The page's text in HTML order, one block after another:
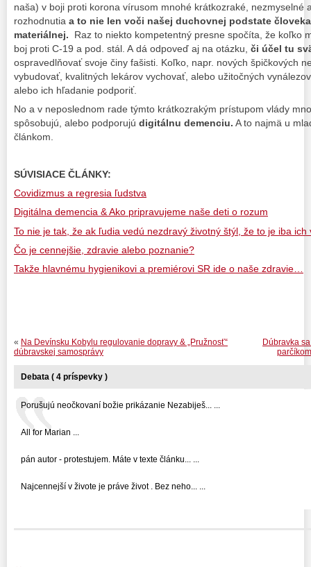
naša) v boji proti korona vírusom mnohé krátkozraké, nezmyselné
rozhodnutia a to nie len voči našej duchovnej podstate
materiálnej. Raz to niekto kompetentný presne spočíta, že koľko
boj proti C-19 a pod. stál. A dá odpoveď aj na otázku, či účel tu
ospravedlňovať svoje činy fašisti. Koľko, napr. nových špičkových
vybudovať, kvalitných lekárov vychovať, alebo užitočných
alebo ich hľadanie podporiť.
No a v neposlednom rade týmto krátkozrakým prístupom vlády
spôsobujú, alebo podporujú digitálnu demenciu. A to najmä u
článkom.
SÚVISIACE ČLÁNKY:
Covidizmus a regresia ľudstva
Digitálna demencia & Ako pripravujeme naše deti o rozum
To nie je tak, že ak ľudia vedú nezdravý životný štýl, že to je iba ich
Čo je cennejšie, zdravie alebo poznanie?
Takže hlavnému hygienikovi a premiérovi SR ide o naše zdravie…
Dúbravka
« Na Devínsku Kobylu regulovanie dopravy & „Pružnosť“
dúbravskej samosprávy
Debata ( 4 príspevky )
Porušujú neočkovaní božie prikázanie Nezabiješ... ...
All for Marian ...
pán autor - protestujem. Máte v texte článku... ...
Najcennejší v živote je práve život . Bez neho... ...